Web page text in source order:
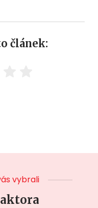
článek:
vybrali